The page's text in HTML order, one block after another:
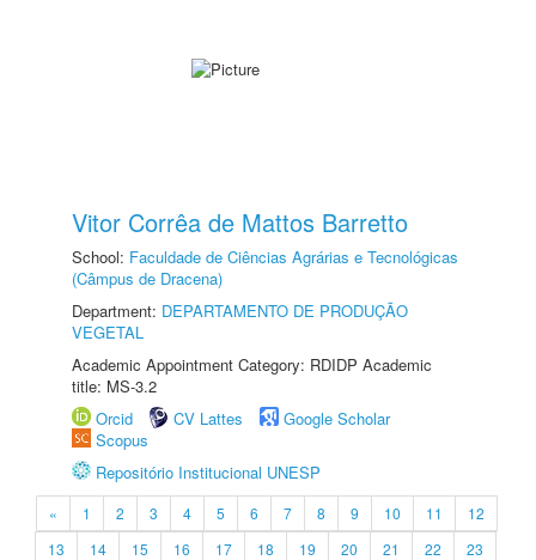
Vitor Corrêa de Mattos Barretto
School: Faculdade de Ciências Agrárias e Tecnológicas
(Câmpus de Dracena)
Department: DEPARTAMENTO DE PRODUÇÃO
VEGETAL
Academic Appointment Category: RDIDP Academic
title: MS-3.2
Orcid
CV Lattes
Google Scholar
Scopus
Repositório Institucional UNESP
« 1 2 3 4 5 6 7 8 9 10 11
12
13
14 15 16 17 18 19 20 21 22
23